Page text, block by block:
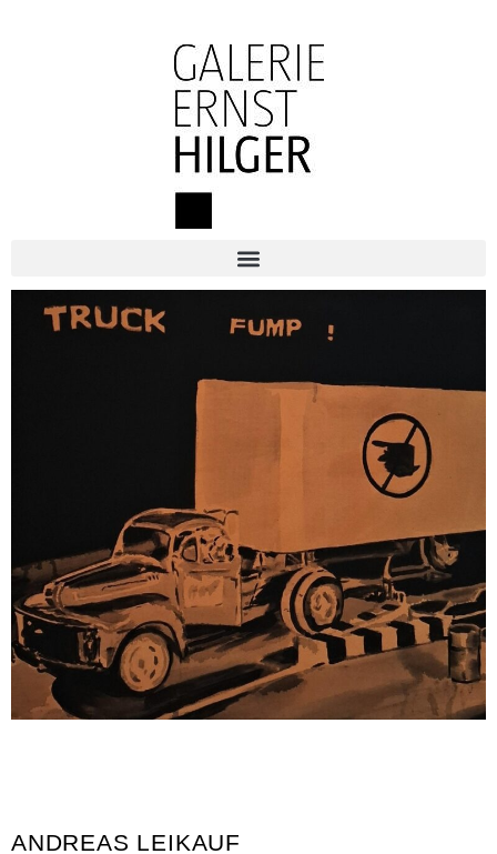
ANDREAS LEIKAUF